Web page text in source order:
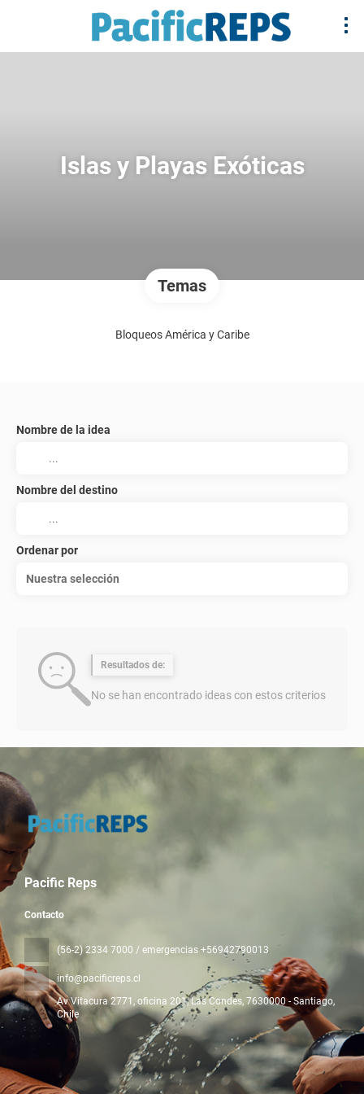
Islas y Playas Exóticas
Temas
Bloqueos América y Caribe
Nombre de la idea
Nombre del destino
Ordenar por
Nuestra selección
Resultados de:
No se han encontrado ideas con estos criterios
Pacific Reps
Contacto
(56-2) 2334 7000 / emergencias +56942790013
info@pacificreps.cl
Av Vitacura 2771, oficina 201, Las Condes , 7630000 - Santiago,
Chile